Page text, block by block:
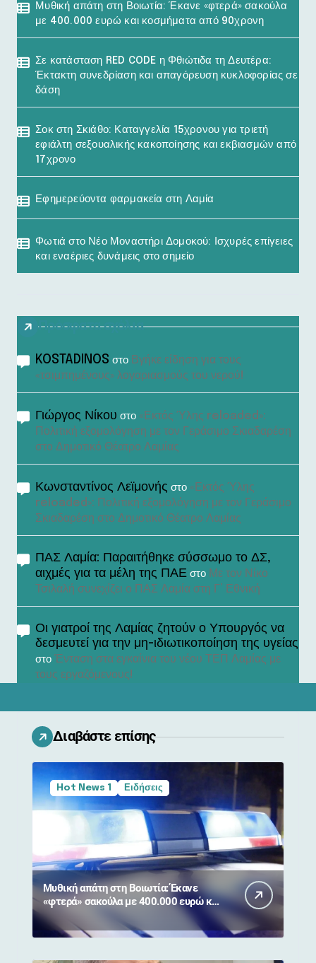
Μυθική απάτη στη Βοιωτία: Έκανε «φτερά» σακούλα
με 400.000 ευρώ και κοσμήματα από 90χρονη
Σε κατάσταση RED CODE η Φθιώτιδα τη Δευτέρα:
Έκτακτη συνεδρίαση και απαγόρευση κυκλοφορίας σε
δάση
Σοκ στη Σκιάθο: Καταγγελία 15χρονου για τριετή
εφιάλτη σεξουαλικής κακοποίησης και εκβιασμών από
17χρονο
Εφημερεύοντα φαρμακεία στη Λαμία
Φωτιά στο Νέο Μοναστήρι Δομοκού: Ισχυρές επίγειες
και εναέριες δυνάμεις στο σημείο
Πρόσφατα σχόλια
KOSTADINOS στο Βγήκε είδηση για τους
«τσιμπημένους» λογαριασμούς του νερού!
Γιώργος Νίκου στο «Εκτός Ύλης reloaded»:
Πολιτική εξομολόγηση με τον Γεράσιμο Σκιαδαρέση
στο Δημοτικό Θέατρο Λαμίας
Κωνσταντίνος Λεϊμονής στο «Εκτός Ύλης
reloaded»: Πολιτική εξομολόγηση με τον Γεράσιμο
Σκιαδαρέση στο Δημοτικό Θέατρο Λαμίας
ΠΑΣ Λαμία: Παραιτήθηκε σύσσωμο το ΔΣ,
αιχμές για τα μέλη της ΠΑΕ στο Με τον Νίκο
Τσιλαλή συνεχίζει ο ΠΑΣ Λαμία στη Γ’ Εθνική
Οι γιατροί της Λαμίας ζητούν ο Υπουργός να
δεσμευτεί για την μη-ιδιωτικοποίηση της υγείας
στο Ένταση στα εγκαίνια του νέου ΤΕΠ Λαμίας με
τους εργαζόμενους!
Διαβάστε επίσης
Hot News 1 Ειδήσεις
Μυθική απάτη στη Βοιωτία: Έκανε
«φτερά» σακούλα με 400.000 ευρώ και
κοσμήματα από 90χρονη